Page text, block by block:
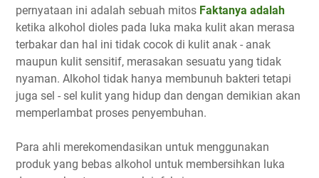
pernyataan ini adalah sebuah mitos Faktanya adalah
ketika alkohol dioles pada luka maka kulit akan merasa
terbakar dan hal ini tidak cocok di kulit anak - anak
maupun kulit sensitif, merasakan sesuatu yang tidak
nyaman. Alkohol tidak hanya membunuh bakteri tetapi
juga sel - sel kulit yang hidup dan dengan demikian akan
memperlambat proses penyembuhan.
Para ahli merekomendasikan untuk menggunakan
produk yang bebas alkohol untuk membersihkan luka